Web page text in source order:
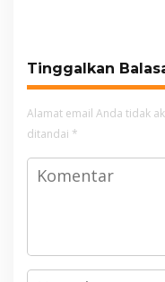
Tinggalkan
Alamat email Anda tidak
ditandai *